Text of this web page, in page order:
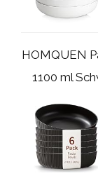
HOMQUEN
1100 ml